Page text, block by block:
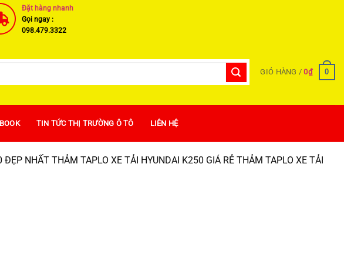
Đặt hàng nhanh
Gọi ngay :
098.479.3322
GIỎ HÀNG /0₫ 0
TIN TỨC THỊ TRƯỜNG Ô TÔ LIÊN HỆ
NHẤT THẢM TAPLO XE TẢI HYUNDAI K250 GIÁ RẺ THẢM TAPLO XE TẢI